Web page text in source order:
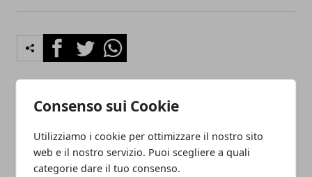
Consenso sui Cookie
Utilizziamo i cookie per ottimizzare il nostro sito
web e il nostro servizio. Puoi scegliere a quali
categorie dare il tuo consenso.
FacebookTwitterWhatsapp
“Io Spik Inglish”: tornano i
corsi di inglese per gli over
50 a Reggio Emilia
Question Time a Bologna:
confronto serrato in